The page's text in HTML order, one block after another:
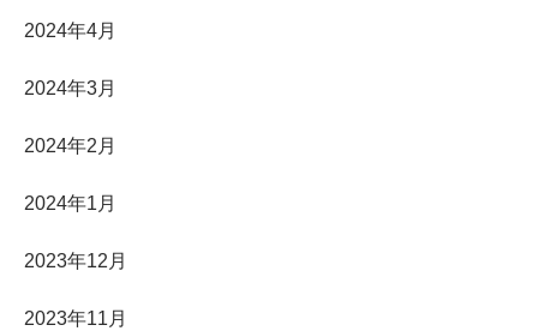
2024年4月
2024年3月
2024年2月
2024年1月
2023年12月
2023年11月